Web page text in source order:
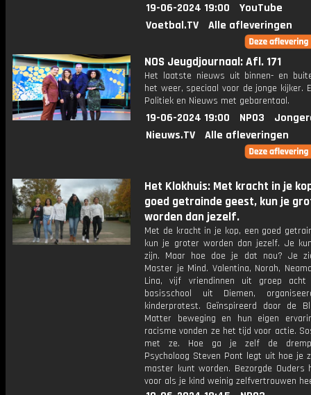
19-06-2024 19:00
YouTube
Voetbal.TV
Alle afleveringen
NOS Jeugdjournaal: Afl. 171
Het laatste nieuws uit binnen- en
het weer, speciaal voor de jonge kijker.
Politiek en Nieuws met gebarentaal.
19-06-2024 19:00 NPO3
Nieuws.TV
Alle afleveringen
Het Klokhuis: Met kracht in je
goed getrainde geest, kun je
worden dan jezelf.
Met de kracht in je kop, een goed
kun je groter worden dan jezelf. Je
zijn. Maar hoe doe je dat nou? Je
Master je Mind. Valentina, Norah,
Lina, vijf vriendinnen uit groep
basisschool uit Diemen,
kinderprotest. Geïnspireerd door de
Matter beweging en hun eigen
racisme vonden ze het tijd voor actie.
met ze. Hoe ga je zelf de
Psycholoog Steven Pont legt uit hoe je
master kunt worden. Bezorgde Ouders
voor als je kind weinig zelfvertrouwen